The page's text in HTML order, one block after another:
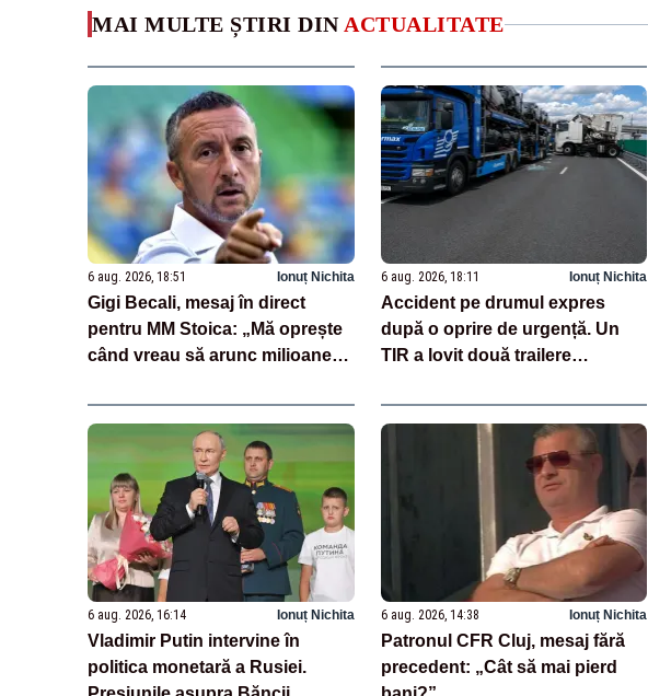
MAI MULTE ȘTIRI DIN ACTUALITATE
6 aug. 2026, 18:51 Ionuț Nichita
Gigi Becali, mesaj în direct
pentru MM Stoica: „Mă oprește
când vreau să arunc milioane
6 aug. 2026, 18:11 Ionuț Nichita
Accident pe drumul expres
după o oprire de urgență. Un
TIR a lovit două trailere
6 aug. 2026, 16:14 Ionuț Nichita
Vladimir Putin intervine în
politica monetară a Rusiei.
6 aug. 2026, 14:38 Ionuț Nichita
Patronul CFR Cluj, mesaj fără
precedent: „Cât să mai pierd